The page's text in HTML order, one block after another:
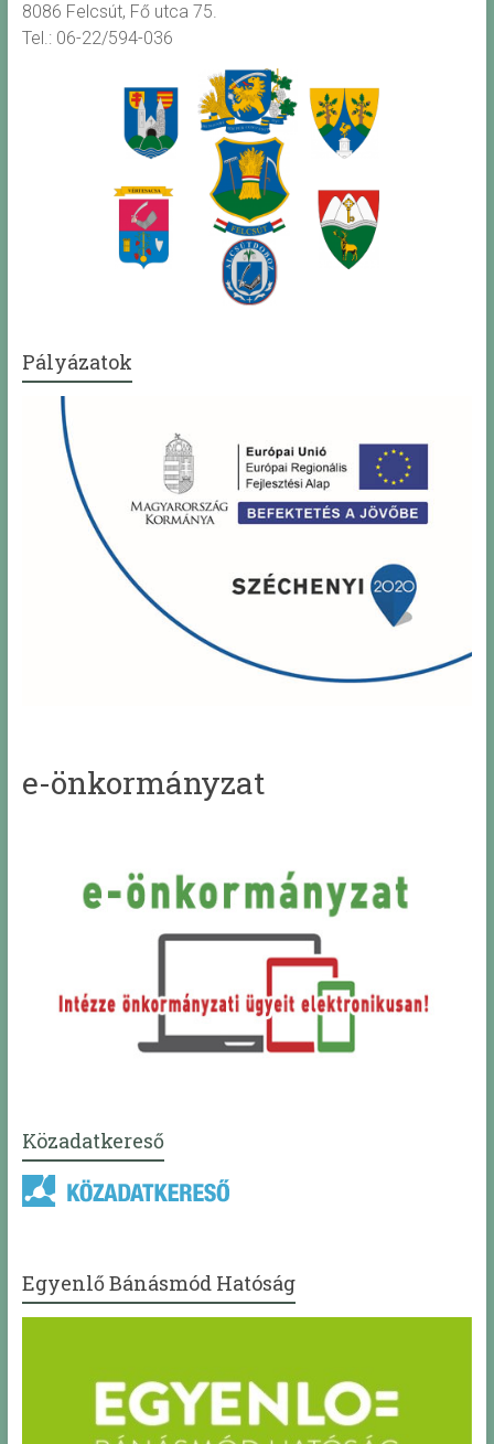
8086 Felcsút, Fő utca 75.
Tel.: 06-22/594-036
Pályázatok
e-önkormányzat
Közadatkereső
Egyenlő Bánásmód Hatóság